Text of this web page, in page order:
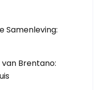
Samenleving:
Brentano: